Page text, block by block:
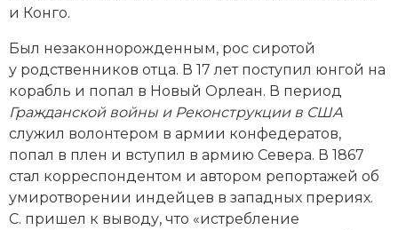
История международных отношений
История, философия, теория и методология
исторического знания
Итория международных отношений
Латинская Америка
и Конго.
Был незаконнорожденным, рос сиротой
у родственников отца. В 17 лет поступил юнгой на
корабль и попал в Новый Орлеан. В период
Гражданской вой­ны и Реконструкции в США
служил волонтером в армии конфедератов,
попал в плен и вступил в армию Севера. В 1867
стал корреспондентом и автором репортажей об
умиротворении индейцев в западных прериях.
С. пришел к выводу, что «истребление